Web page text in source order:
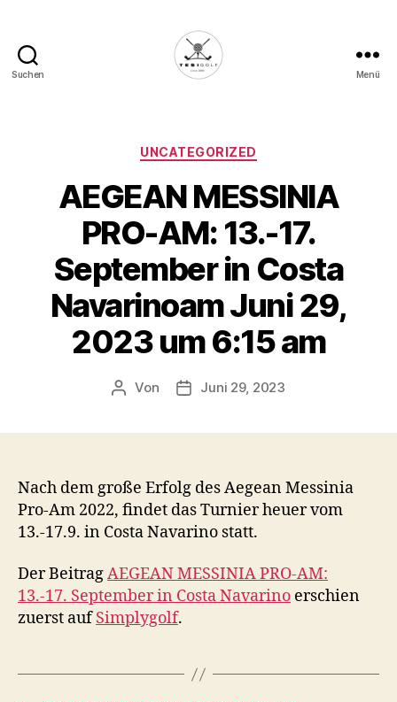
Suchen
Deine
Plattform
für
Golfbegeisterte!
Menü
Kategorien
UNCATEGORIZED
AEGEAN MESSINIA
PRO-AM: 13.-17.
September in Costa
Navarinoam Juni 29,
2023 um 6:15 am
Beitragsautor
Von Veröffentlichungsdatum
Juni 29, 2023
Nach dem große Erfolg des Aegean Messinia
Pro-Am 2022, findet das Turnier heuer vom
13.-17.9. in Costa Navarino statt.
Der BeitragAEGEAN MESSINIA PRO-AM:
13.-17. September in Costa Navarino erschien
zuerst aufSimplygolf.